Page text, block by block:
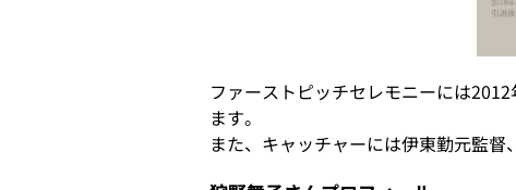
ファーストピッチセレモニーには
ます。
また、キャッチャーには伊東勤元監